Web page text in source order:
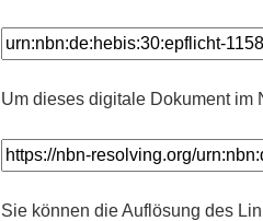
Um dieses digitale Dokument im
Sie können die Auflösung des